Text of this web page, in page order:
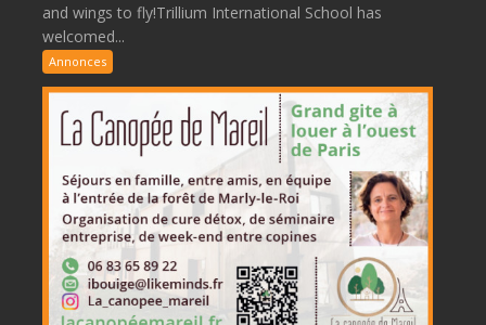
and wings to fly!Trillium International School has
welcomed...
Annonces